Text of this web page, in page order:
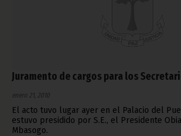
Juramento de cargos para los
enero 21, 2010
El acto tuvo lugar ayer en el Palacio del
estuvo presidido por S.E., el Presidente
Mbasogo.